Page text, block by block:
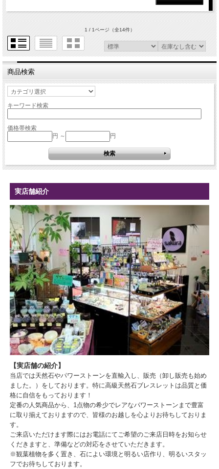
1 / 1ページ（全14件）
商品検索
キーワード検索
価格帯検索
円 ～
円
実店舗紹介
【実店舗の紹介】
当店では天然石やパワーストーンを直輸入し、販売（卸し販売も始め
ました。）をしております。特に高級天然石ブレスレットは品質と価
格に自信をもっております！
定番の人気商品から、1点物の希少でレアなパワーストーンまで豊富
に取り揃えておりますので、皆様のお越しを心よりお待ちしておりま
す。
ご来店いただけます際にはお電話にてご希望のご来店日時をお知らせ
くだきますと、準備などの対応をさせていただきます。
※観葉植物を多く置き、石によい環境と明るい店作り、明るいスタッ
フでお待ちしております。